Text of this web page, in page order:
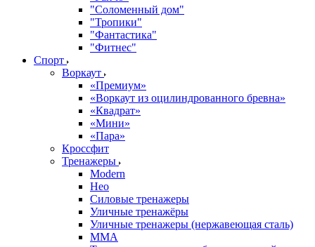
"Соломенный дом"
"Тропики"
"Фантастика"
"Фитнес"
Спорт
Воркаут
«Премиум»
«Воркаут из оцилиндрованного бревна»
«Квадрат»
«Мини»
«Пара»
Кроссфит
Тренажеры
Modern
Нео
Силовые тренажеры
Уличные тренажёры
Уличные тренажеры (нержавеющая сталь)
ММА